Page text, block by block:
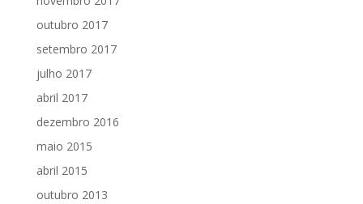
outubro 2017
setembro 2017
julho 2017
abril 2017
dezembro 2016
maio 2015
abril 2015
outubro 2013